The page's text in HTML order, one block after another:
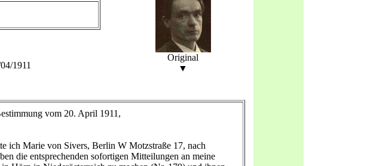
Original
▼
1911
vom 20. April 1911,
ich Marie von Sivers, Berlin W Motzstraße 17, nach
die entsprechenden sofortigen Mitteilungen an meine